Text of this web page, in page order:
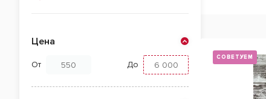
Цена
От До
СОВЕТУЕМ